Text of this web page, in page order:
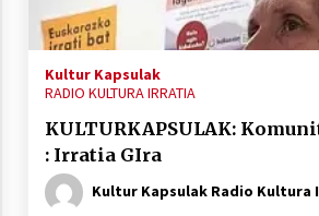
2021/11/25
eta ondoren zer?
Kultur Kapsulak
RADIO KULTURA IRRATIA
KULTURKAPSULAK:
: Irratia GIra
Kultur Kapsulak Radio Kultura